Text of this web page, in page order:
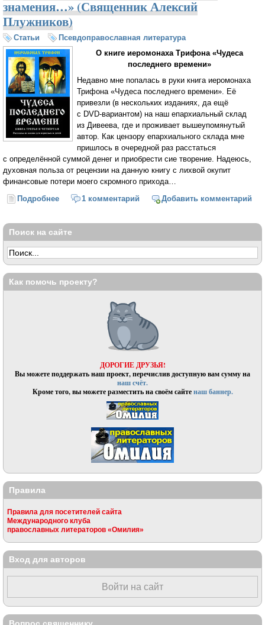
знамения…» (Священник Алексий
Плужников)
Статьи
Псевдоправославная литература
О книге иеромонаха Трифона «Чудеса
последнего времени»
Недавно мне попалась в руки книга иеромонаха
Трифона «Чудеса последнего времени». Её
привезли (в нескольких изданиях, да ещё
с DVD-вариантом) на наш епархиальный склад
из Дивеева, где и проживает вышеупомянутый
автор. Как цензору епархиального склада мне
пришлось в очередной раз расстаться
с определённой суммой денег и приобрести сие творение. Надеюсь,
духовная польза от рецензии на данную книгу с лихвой окупит
финансовые потери моего скромного прихода…
Подробнее о «Род лукавый и прелюбодейный ищет
1 комментарий Добавить комментарий
Поиск на сайте
Как помочь проекту?
ДОРОГИЕ ДРУЗЬЯ!
Вы можете поддержать наш проект, перечислив доступную вам сумму на
наш счёт.
Кроме того, вы можете разместить на своём сайтенаш баннер.
Правила
Правила для посетителей сайта
Международного клуба
православных литераторов «Омилия»
Вход для авторов
Войти на сайт